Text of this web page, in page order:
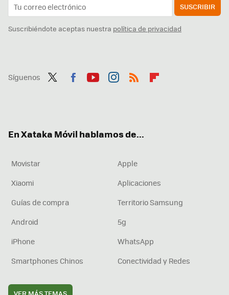
SUSCRIBIR
Suscribiéndote aceptas nuestra política de privacidad
Síguenos
En Xataka Móvil hablamos de...
Movistar
Apple
Xiaomi
Aplicaciones
Guías de compra
Territorio Samsung
Android
5g
iPhone
WhatsApp
Smartphones Chinos
Conectividad y Redes
VER MÁS TEMAS